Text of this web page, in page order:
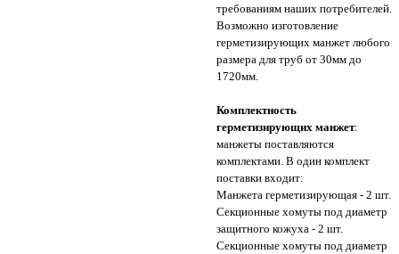
требованиям наших потребителей.
Возможно изготовление
герметизирующих манжет любого
размера для труб от 30мм до
1720мм.
Комплектность
герметизирующих манжет:
манжеты поставляются
комплектами. В один комплект
поставки входит:
Манжета герметизирующая - 2 шт.
Секционные хомуты под диаметр
защитного кожуха - 2 шт.
Секционные хомуты под диаметр